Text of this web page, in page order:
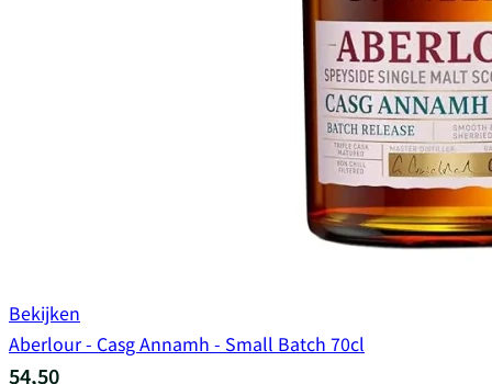
Bekijken
Aberlour - Casg Annamh - Small Batch 70cl
54,50